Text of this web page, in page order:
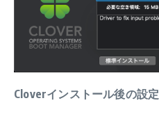
Cloverインストール後の設定